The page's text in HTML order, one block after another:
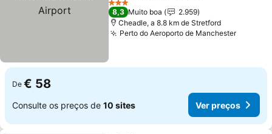
3 Estrelas
8,3 Muito boa
2.959
Cheadle, a 8.8 km de Stretford
Perto do Aeroporto de Manchester
De € 58
Consulte os preços de 10 sites Ver preços